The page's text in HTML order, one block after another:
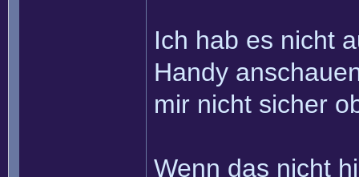
Ich hab es nicht
Handy
mir nicht sicher
Wenn das nicht